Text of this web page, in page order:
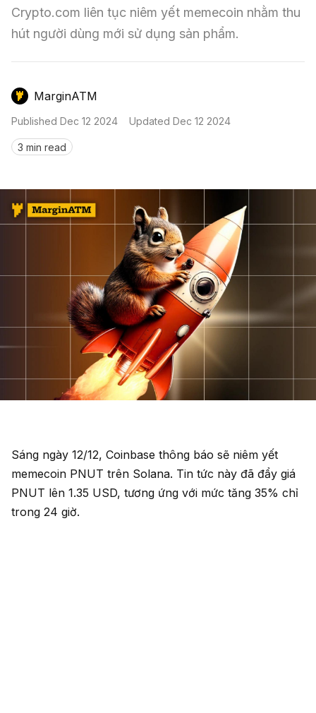
Kinh Nghiệm Đầu Tư
Sàn Giao Dịch
Mô Hình Biểu Đồ Giá
GameFi
Sign in
Crypto.com liên tục niêm yết memecoin nhằm thu
hút người dùng mới sử dụng sản phẩm.
MarginATM
Published Dec 12 2024 Updated Dec 12 2024
3 min read
Sáng ngày 12/12, Coinbase thông báo sẽ niêm yết
memecoin PNUT trên Solana. Tin tức này đã đẩy giá
PNUT lên 1.35 USD, tương ứng với mức tăng 35% chỉ
trong 24 giờ.